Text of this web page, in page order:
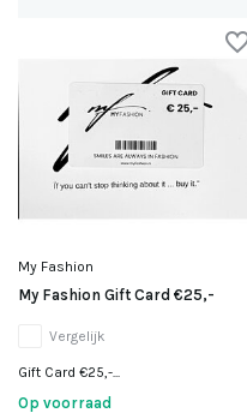
My Fashion
My Fashion Gift Card €25,-
Vergelijk
Gift Card €25,-...
Op voorraad